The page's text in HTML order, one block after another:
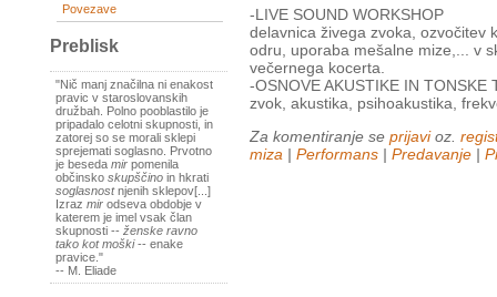
Povezave
Preblisk
"Nič manj značilna ni enakost
pravic v staroslovanskih
družbah. Polno pooblastilo je
pripadalo celotni skupnosti, in
zatorej so se morali sklepi
sprejemati soglasno. Prvotno
je beseda mir pomenila
občinsko skupščino in hkrati
soglasnostnjenih sklepov[...]
Izraz mir odseva obdobje v
katerem je imel vsak član
skupnosti -- ženske ravno
tako kot moški-- enake
pravice."
-- M. Eliade
-LIVE SOUND WORKSHOP
delavnica živega zvoka, ozvočitev
odru, uporaba mešalne mize,... v
večernega kocerta.
-OSNOVE AKUSTIKE IN TONSKE
zvok, akustika, psihoakustika,
Za komentiranje se prijavioz.
miza | Performans | Predavanje |